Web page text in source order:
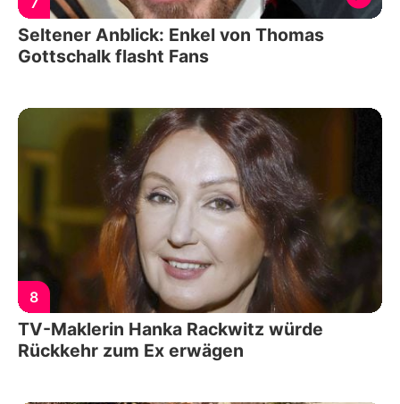
Seltener Anblick: Enkel von Thomas
Gottschalk flasht Fans
8
TV-Maklerin Hanka Rackwitz würde
Rückkehr zum Ex erwägen